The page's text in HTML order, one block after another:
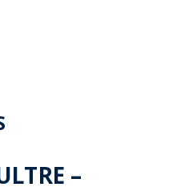
–